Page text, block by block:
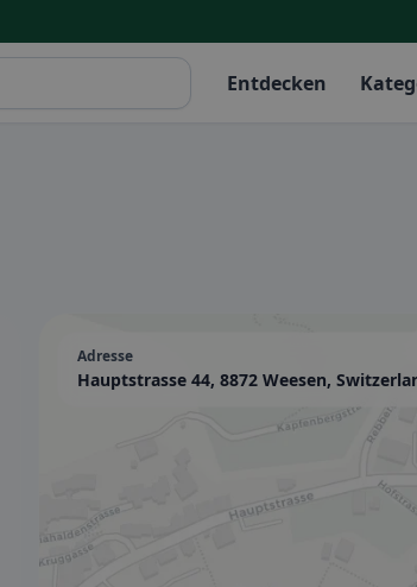
Entdecken
Adresse
Hauptstrasse 44, 8872 Weesen,